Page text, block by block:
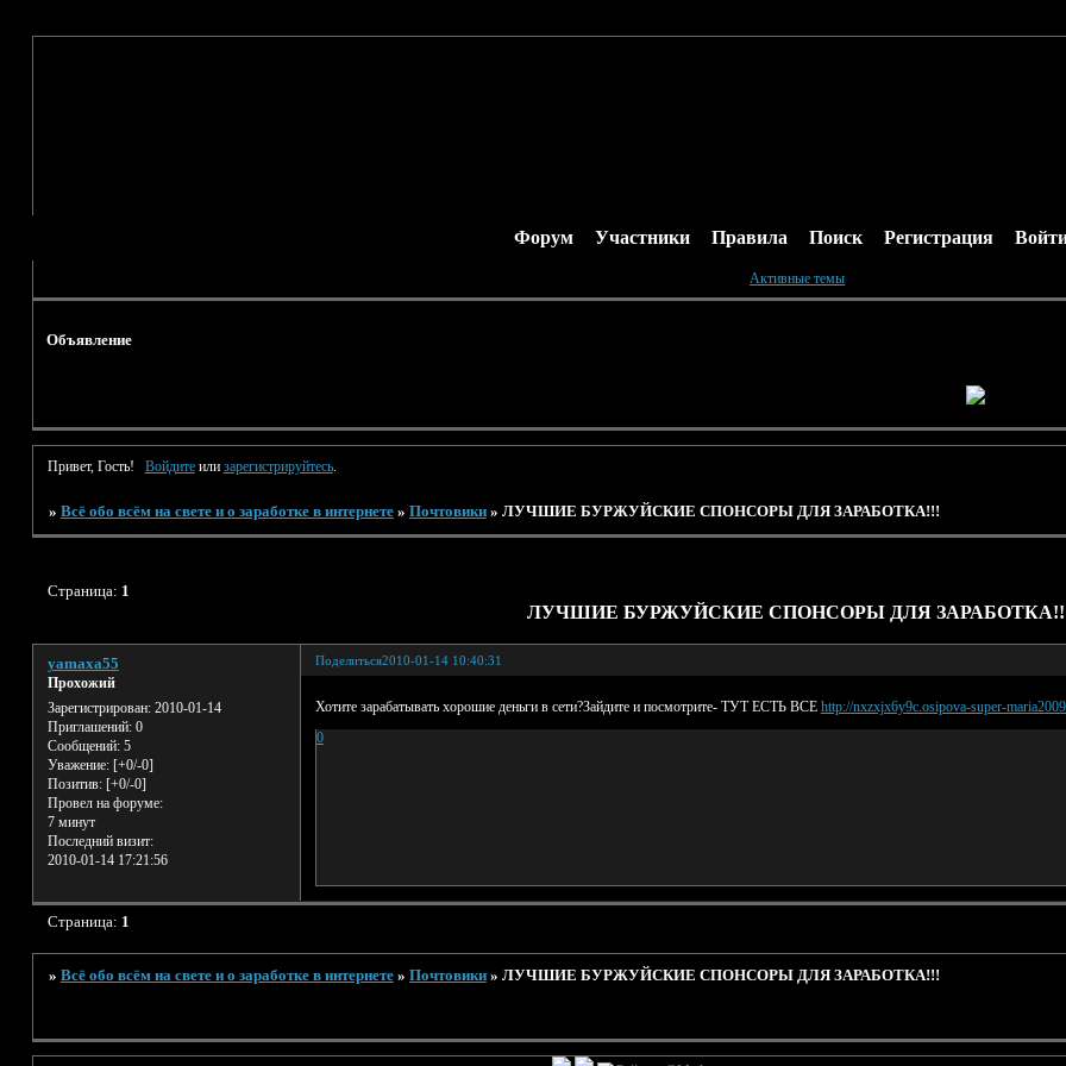
Форум Участники Правила Поиск Регистрация
Активные темы
Объявление
Привет, Гость! Войдитеили зарегистрируйтесь.
» Всё обо всём на свете и о заработке в интернете » Почтовики » ЛУЧШИЕ БУРЖУЙСКИЕ СПОНСОРЫ ДЛЯ ЗАРАБОТКА!!!
ЛУЧШИЕ БУРЖУЙСКИЕ СПОНСОРЫ ДЛЯ
Страница: 1
Поделиться2010-01-14 10:40:31
yamaxa55
Прохожий
Зарегистрирован: 2010-01-14
Приглашений:0
Сообщений:5
Уважение: [+0/-0]
Позитив: [+0/-0]
Провел на форуме:
7 минут
Последний визит:
2010-01-14 17:21:56
Хотите зарабатывать хорошие деньги в сети?Зайдите и посмотрите- ТУТ ЕСТЬ ВСЕ http://nxzxjx6y9c.osipova-super-
0
Страница: 1
» Всё обо всём на свете и о заработке в интернете » Почтовики » ЛУЧШИЕ БУРЖУЙСКИЕ СПОНСОРЫ ДЛЯ ЗАРАБОТКА!!!